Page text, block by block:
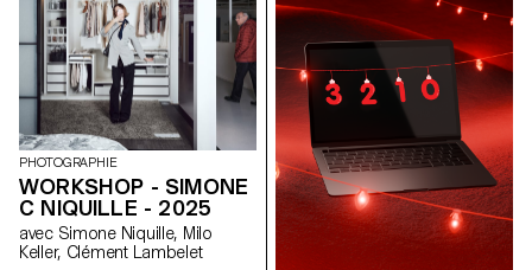
films suisses Laissez-moi de
Maxime Rappaz (2023) et À
bras-le-corps de Marie-Elsa
Sgualdo (2025).
PHOTOGRAPHIE
WORKSHOP - SIMONE
C NIQUILLE - 2025
avec Simone Niquille, Milo
Keller, Clément Lambelet